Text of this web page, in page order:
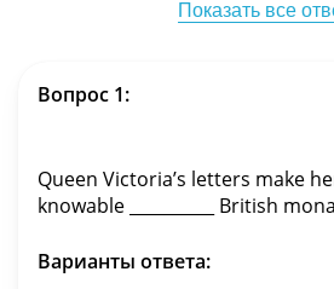
Показать все
Вопрос 1:
Queen Victoria’s letters make
knowable __________ British
Варианты ответа: